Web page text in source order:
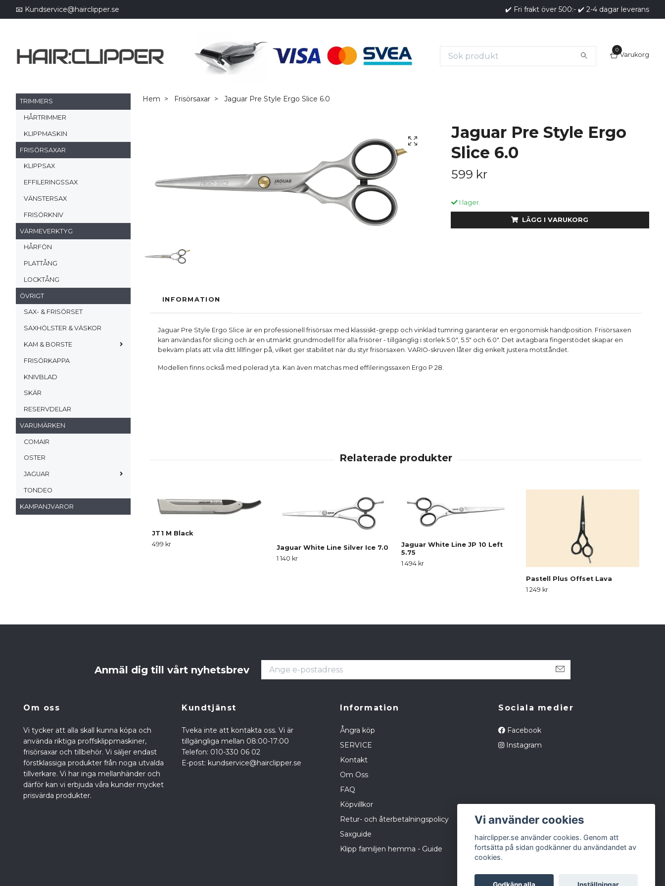
📧 Kundservice@hairclipper.se ✔️ Fri frakt över 500:- ✔️ 2-4 dagar leverans
0
Varukorg
TRIMMERS
HÅRTRIMMER
KLIPPMASKIN
FRISÖRSAXAR
KLIPPSAX
EFFILERINGSSAX
VÄNSTERSAX
FRISÖRKNIV
VÄRMEVERKTYG
HÅRFÖN
PLATTÅNG
LOCKTÅNG
ÖVRIGT
SAX- & FRISÖRSET
SAXHÖLSTER & VÄSKOR
KAM & BORSTE
FRISÖRKAPPA
KNIVBLAD
SKÄR
RESERVDELAR
VARUMÄRKEN
COMAIR
OSTER
JAGUAR
TONDEO
KAMPANJVAROR
Hem Frisörsaxar Jaguar Pre Style Ergo Slice 6.0
Jaguar Pre Style Ergo
Slice 6.0
599 kr
I lager.
LÄGG I VARUKORG
INFORMATION
Jaguar Pre Style Ergo Slice är en professionell frisörsax med klassiskt-grepp och vinklad tumring garanterar en ergonomisk handposition. Frisörsaxen
kan användas för slicing och är en utmärkt grundmodell för alla frisörer - tillgänglig i storlek 5.0", 5.5" och 6.0". Det avtagbara fingerstödet skapar en
bekväm plats att vila ditt lillfinger på, vilket ger stabilitet när du styr frisörsaxen. VARIO-skruven låter dig enkelt justera motståndet.
Modellen finns också med polerad yta. Kan även matchas med effileringssaxen Ergo P 28.
JT1 M Black
499 kr
Jaguar White Line Silver Ice 7.0
1 140 kr
Jaguar White Line JP 10 Left
5.75
1 494 kr
Pastell Plus Offset Lava
1 249 kr
Anmäl dig till vårt nyhetsbrev
Om oss
Vi tycker att alla skall kunna köpa och
använda riktiga proffsklippmaskiner,
frisörsaxar och tillbehör. Vi säljer endast
förstklassiga produkter från noga utvalda
tillverkare. Vi har inga mellanhänder och
därför kan vi erbjuda våra kunder mycket
prisvärda produkter.
Kundtjänst
Tveka inte att kontakta oss. Vi är
tillgängliga mellan 08:00-17:00
Telefon: 010-330 06 02
E-post: kundservice@hairclipper.se
Information
Ångra köp
SERVICE
Kontakt
Om Oss
FAQ
Köpvillkor
Retur- och återbetalningspolicy
Saxguide
Klipp familjen hemma - Guide
Sociala medier
Facebook
Instagram
Vi använder cookies
hairclipper.se använder cookies. Genom att
fortsätta på sidan godkänner du användandet av
cookies.